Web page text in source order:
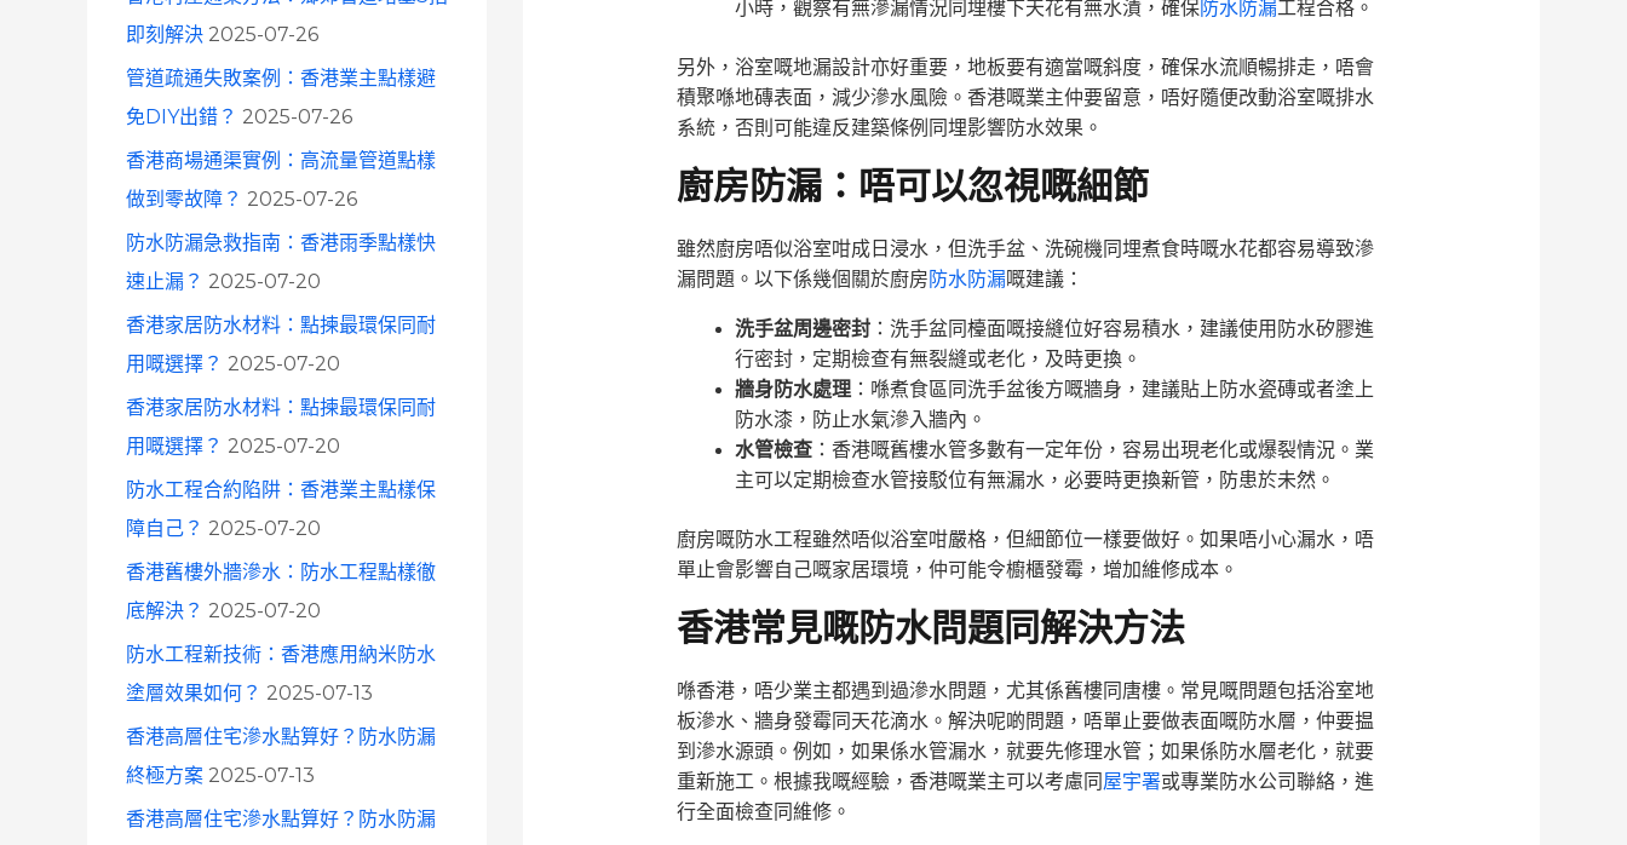
即刻解決 2025-07-26
管道疏通失敗案例：香港業主點樣避
免DIY出錯？ 2025-07-26
香港商場通渠實例：高流量管道點樣
做到零故障？ 2025-07-26
防水防漏急救指南：香港雨季點樣快
速止漏？ 2025-07-20
香港家居防水材料：點揀最環保同耐
用嘅選擇？ 2025-07-20
香港家居防水材料：點揀最環保同耐
用嘅選擇？ 2025-07-20
防水工程合約陷阱：香港業主點樣保
障自己？ 2025-07-20
香港舊樓外牆滲水：防水工程點樣徹
底解決？ 2025-07-20
防水工程新技術：香港應用納米防水
塗層效果如何？ 2025-07-13
香港高層住宅滲水點算好？防水防漏
終極方案 2025-07-13
香港高層住宅滲水點算好？防水防漏
小時，觀察有無滲漏情況同埋樓下天花有無水漬，確保防水防漏工程合格。
另外，浴室嘅地漏設計亦好重要，地板要有適當嘅斜度，確保水流順暢排走，唔會
積聚喺地磚表面，減少滲水風險。香港嘅業主仲要留意，唔好隨便改動浴室嘅排水
系統，否則可能違反建築條例同埋影響防水效果。
廚房防漏：唔可以忽視嘅細節
雖然廚房唔似浴室咁成日浸水，但洗手盆、洗碗機同埋煮食時嘅水花都容易導致滲
漏問題。以下係幾個關於廚房 防水防漏嘅建議：
洗手盆周邊密封：洗手盆同檯面嘅接縫位好容易積水，建議使用防水矽膠進
行密封，定期檢查有無裂縫或老化，及時更換。
牆身防水處理：喺煮食區同洗手盆後方嘅牆身，建議貼上防水瓷磚或者塗上
防水漆，防止水氣滲入牆內。
水管檢查：香港嘅舊樓水管多數有一定年份，容易出現老化或爆裂情況。業
主可以定期檢查水管接駁位有無漏水，必要時更換新管，防患於未然。
廚房嘅防水工程雖然唔似浴室咁嚴格，但細節位一樣要做好。如果唔小心漏水，唔
單止會影響自己嘅家居環境，仲可能令櫥櫃發霉，增加維修成本。
香港常見嘅防水問題同解決方法
喺香港，唔少業主都遇到過滲水問題，尤其係舊樓同唐樓。常見嘅問題包括浴室地
板滲水、牆身發霉同天花滴水。解決呢啲問題，唔單止要做表面嘅防水層，仲要揾
到滲水源頭。例如，如果係水管漏水，就要先修理水管；如果係防水層老化，就要
重新施工。根據我嘅經驗，香港嘅業主可以考慮同 屋宇署或專業防水公司聯絡，進
行全面檢查同維修。